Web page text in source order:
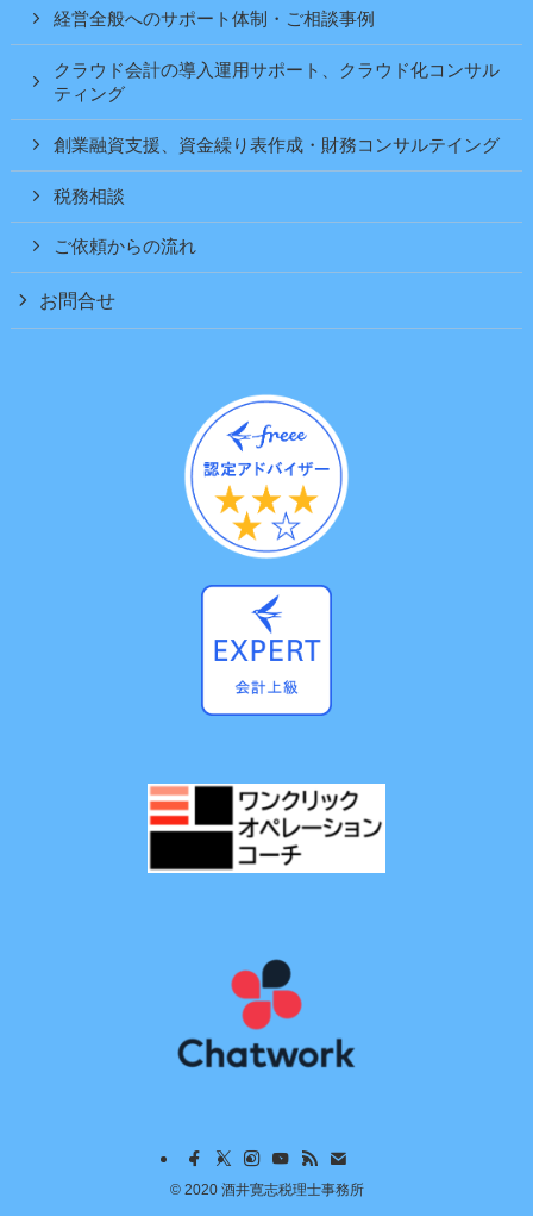
経営全般へのサポート体制・ご相談事例
クラウド会計の導入運用サポート、クラウド化コンサル
ティング
創業融資支援、資金繰り表作成・財務コンサルテイング
税務相談
ご依頼からの流れ
お問合せ
©2020 酒井寛志税理士事務所